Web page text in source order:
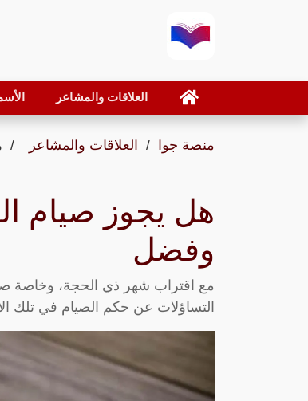
العلاقات والمشاعر
منصة جوا العلاقات والمشاعر
هل يجوز صيام
وفضل
مع اقتراب شهر ذي الحجة، وخاصة
التساؤلات عن حكم الصيام في تلك